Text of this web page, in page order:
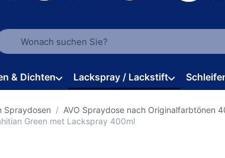
Sie einen Suchbegriff ein. Während Sie
& Dichten Lackspray / Lackstift
Spraydosen AVO Spraydose nach Originalfarbtönen
Green met Lackspray 400ml